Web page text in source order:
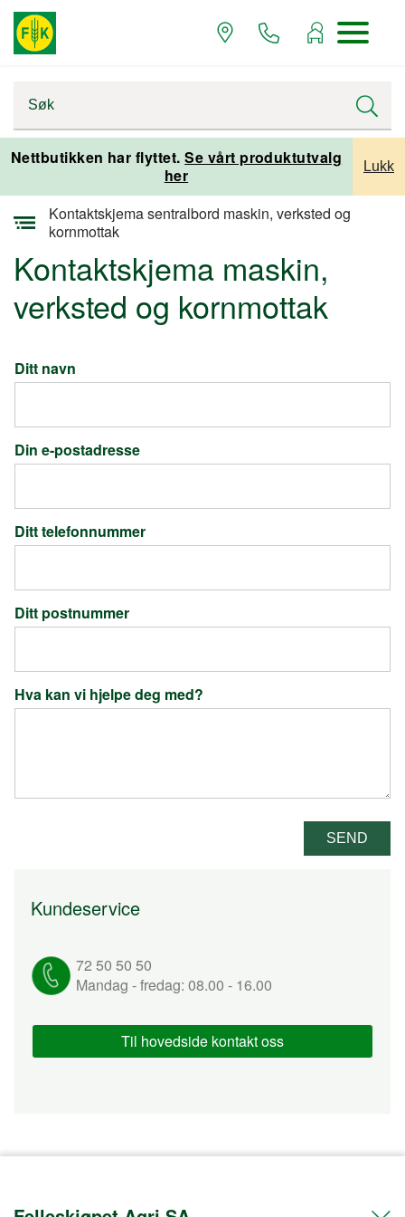
Nettbutikken har flyttet.Se vårt produktutvalg
her
Lukk
Startsiden
Kontaktskjema sentralbord maskin, verksted og
kornmottak
Kontaktskjema maskin,
verksted og kornmottak
Ditt navn
Din e-postadresse
Ditt telefonnummer
Ditt postnummer
Hva kan vi hjelpe deg med?
Kundeservice
72 50 50 50
Mandag - fredag: 08.00 - 16.00
Til hovedside kontakt oss